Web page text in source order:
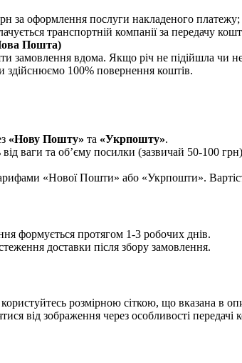
за оформлення послуги накладеного платежу;
транспортній компанії за передачу
Пошта)
замовлення вдома. Якщо річ не підійшла чи
здійснюємо 100% повернення коштів.
«Нову Пошту» та «Укрпошту».
від ваги та об’єму посилки (зазвичай 50-100
«Нової Пошти» або «Укрпошти».
формується протягом 1-3 робочих днів.
доставки після збору замовлення.
розмірною сіткою, що вказана в
від зображення через особливості передачі